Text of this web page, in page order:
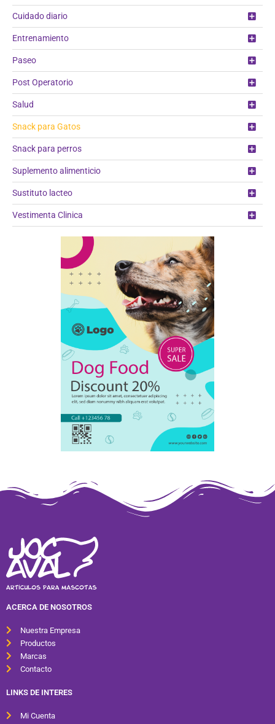
Cuidado diario
Entrenamiento
Paseo
Post Operatorio
Salud
Snack para Gatos
Snack para perros
Suplemento alimenticio
Sustituto lacteo
Vestimenta Clinica
ACERCA DE NOSOTROS
Nuestra Empresa
Productos
Marcas
Contacto
LINKS DE INTERES
Mi Cuenta